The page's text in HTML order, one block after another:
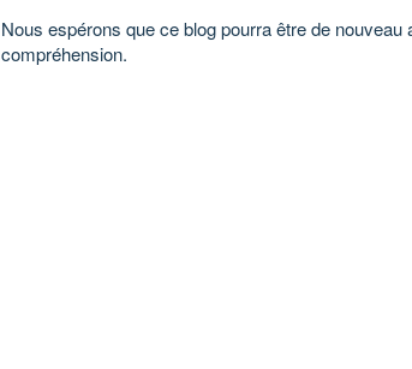
Nous espérons que ce blog pourra être de
compréhension.